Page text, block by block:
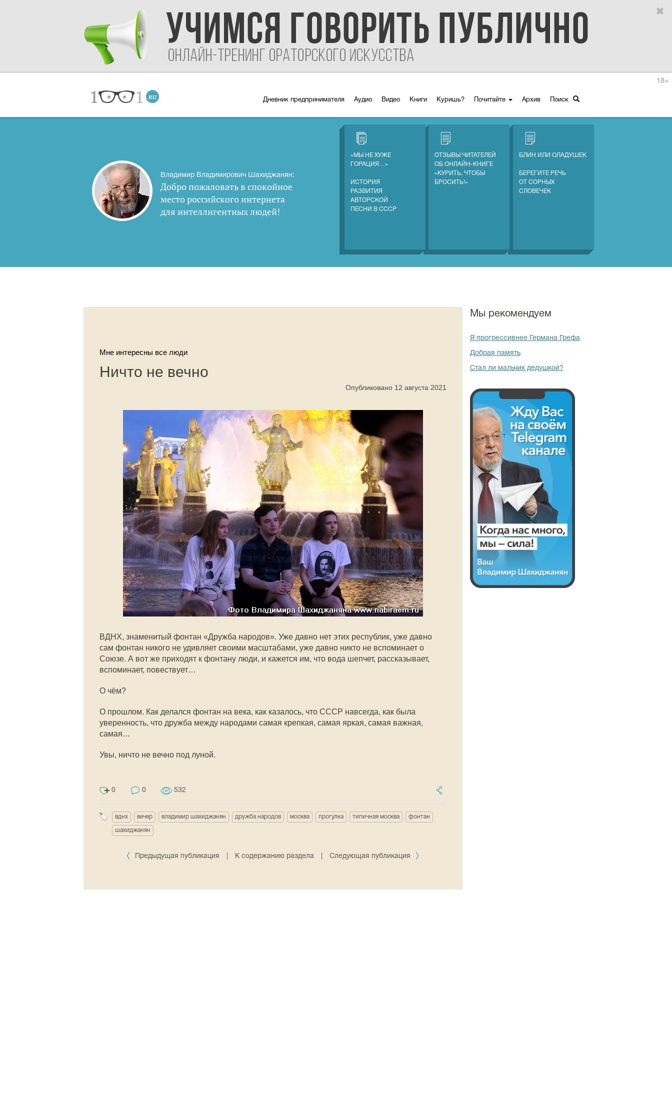
Дневник предпринимателя Аудио Видео Книги Куришь? Почитайте Архив Поиск
18+
Владимир Владимирович Шахиджанян:
Добро пожаловать в спокойное
место российского интернета
для интеллигентных людей!
«МЫ НЕ ХУЖЕ
ГОРАЦИЯ…»
ИСТОРИЯ
РАЗВИТИЯ
АВТОРСКОЙ
ПЕСНИ В СССР
ОТЗЫВЫ ЧИТАТЕЛЕЙ
ОБ ОНЛАЙН-КНИГЕ
«КУРИТЬ, ЧТОБЫ
БРОСИТЬ!»
БЛИН ИЛИ ОЛАДУШЕК
БЕРЕГИТЕ РЕЧЬ
ОТ СОРНЫХ
СЛОВЕЧЕК
Мне интересны все люди
Ничто не вечно
Опубликовано 12 августа 2021
ВДНХ, знаменитый фонтан «Дружба народов». Уже давно нет этих республик, уже давно
сам фонтан никого не удивляет своими масштабами, уже давно никто не вспоминает о
Союзе. А вот же приходят к фонтану люди, и кажется им, что вода шепчет, рассказывает,
вспоминает, повествует…
О чём?
О прошлом. Как делался фонтан на века, как казалось, что СССР навсегда, как была
уверенность, что дружба между народами самая крепкая, самая яркая, самая важная,
самая…
Увы, ничто не вечно под луной.
0 0 532
вднх вечер владимир шахиджанян дружба народов москва прогулка типичная москва фонтан
шахиджанян
Предыдущая публикация К содержанию раздела Следующая публикация
Мы рекомендуем
Я прогрессивнее Германа Грефа
Добрая память
Стал ли мальчик дедушкой?